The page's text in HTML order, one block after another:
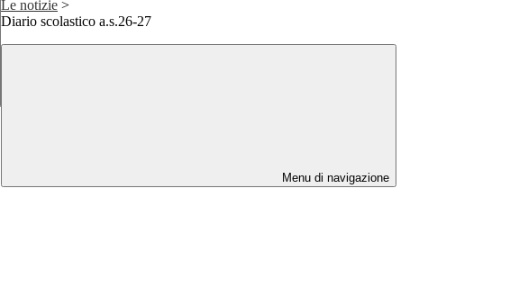
Le notizie >
Diario scolastico a.s.26-27
Menu di navigazione